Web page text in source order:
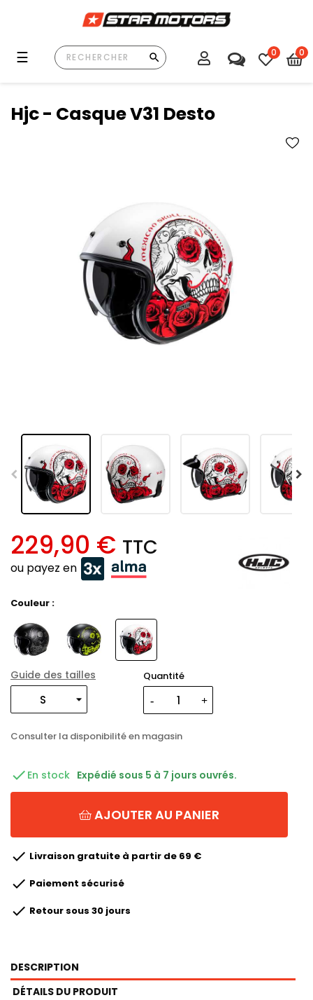
Basculer
☰ 0 0
Hjc - Casque V31 Desto
229,90 € TTC
ou payez en
Couleur :
Guide des tailles Quantité
Consulter la disponibilité en magasin
 En stock Expédié sous 5 à 7 jours ouvrés.
AJOUTER AU PANIER
 Livraison gratuite à partir de 69 €
 Paiement sécurisé
 Retour sous 30 jours
DESCRIPTION
DÉTAILS DU PRODUIT